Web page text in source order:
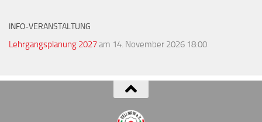
INFO-VERANSTALTUNG
Lehrgangsplanung 2027am 14. November 2026 18:00